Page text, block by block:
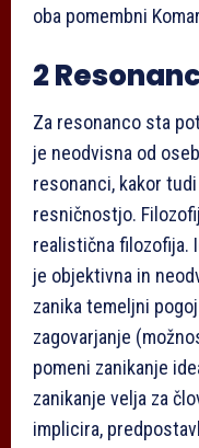
oba pomembni
2
Za resonanco sta
je neodvisna od
resonanci, kakor
resničnostjo.
realistična filozofija.
je objektivna in
zanika temeljni
zagovarjanje
pomeni zanikanje
zanikanje velja za
implicira,